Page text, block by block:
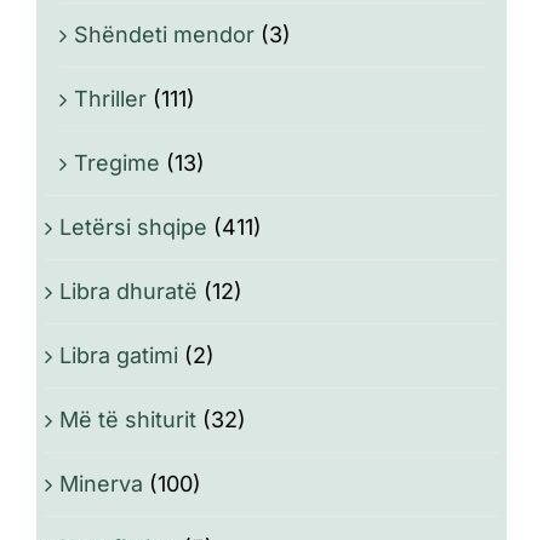
Shëndeti mendor (3)
Thriller (111)
Tregime (13)
Letërsi shqipe (411)
Libra dhuratë (12)
Libra gatimi (2)
Më të shiturit (32)
Minerva (100)